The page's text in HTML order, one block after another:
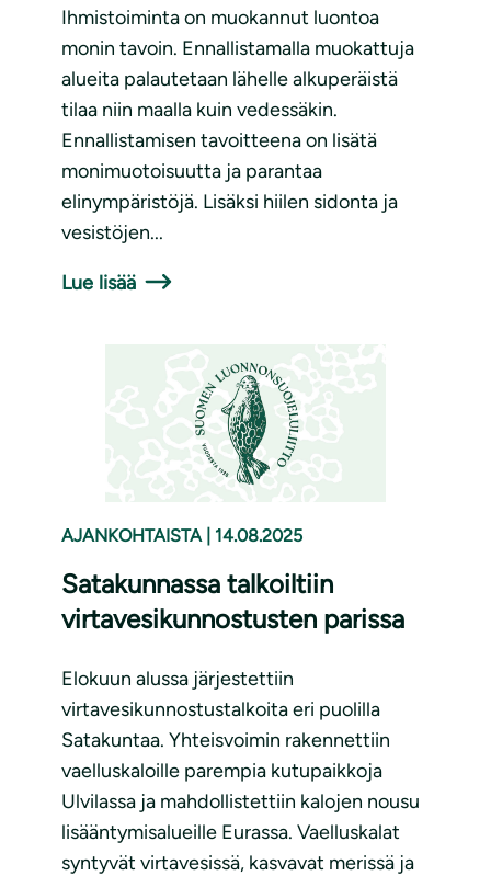
Ihmistoiminta on muokannut luontoa
monin tavoin. Ennallistamalla muokattuja
alueita palautetaan lähelle alkuperäistä
tilaa niin maalla kuin vedessäkin.
Ennallistamisen tavoitteena on lisätä
monimuotoisuutta ja parantaa
elinympäristöjä. Lisäksi hiilen sidonta ja
vesistöjen...
Lue lisää
AJANKOHTAISTA 14.08.2025
Satakunnassa talkoiltiin
virtavesikunnostusten parissa
Elokuun alussa järjestettiin
virtavesikunnostustalkoita eri puolilla
Satakuntaa. Yhteisvoimin rakennettiin
vaelluskaloille parempia kutupaikkoja
Ulvilassa ja mahdollistettiin kalojen nousu
lisääntymisalueille Eurassa. Vaelluskalat
syntyvät virtavesissä, kasvavat merissä ja